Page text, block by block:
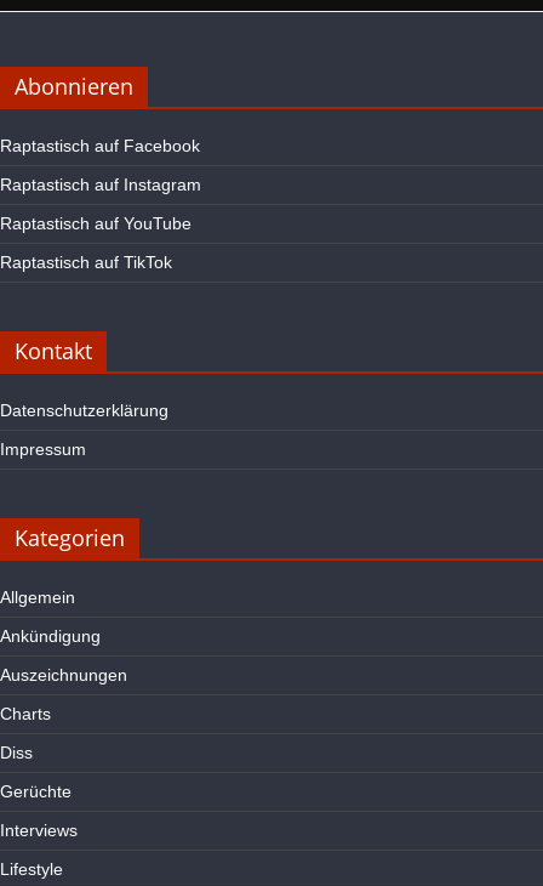
Abonnieren
Raptastisch auf Facebook
Raptastisch auf Instagram
Raptastisch auf YouTube
Raptastisch auf TikTok
Kontakt
Datenschutzerklärung
Impressum
Kategorien
Allgemein
Ankündigung
Auszeichnungen
Charts
Diss
Gerüchte
Interviews
Lifestyle